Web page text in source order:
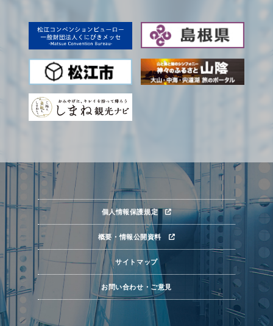
個人情報保護規定
概要・情報公開資料
サイトマップ
お問い合わせ・ご意見